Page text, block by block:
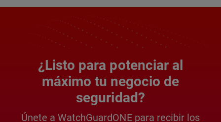
¿Listo para potenciar al
máximo tu negocio de
seguridad?
Únete a WatchGuardONE para recibir los